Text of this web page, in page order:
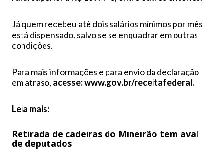
Já quem recebeu até dois salários mínimos por mês
está dispensado, salvo se se enquadrar em outras
condições.
Para mais informações e para envio da declaração
em atraso, acesse: www.gov.br/receitafederal.
Leia mais:
Retirada de cadeiras do Mineirão tem aval
de deputados